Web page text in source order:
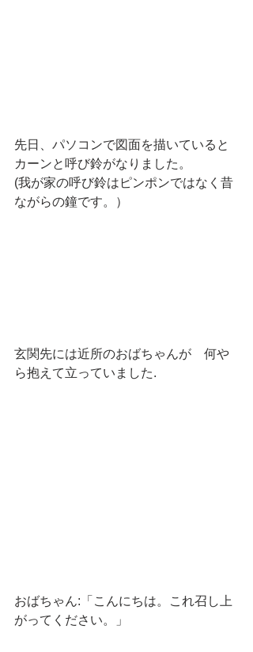
先日、パソコンで図面を描いていると
カーンと呼び鈴がなりました。
(我が家の呼び鈴はピンポンではなく昔
ながらの鐘です。）
玄関先には近所のおばちゃんが　何や
ら抱えて立っていました.
おばちゃん:「こんにちは。これ召し上
がってください。」